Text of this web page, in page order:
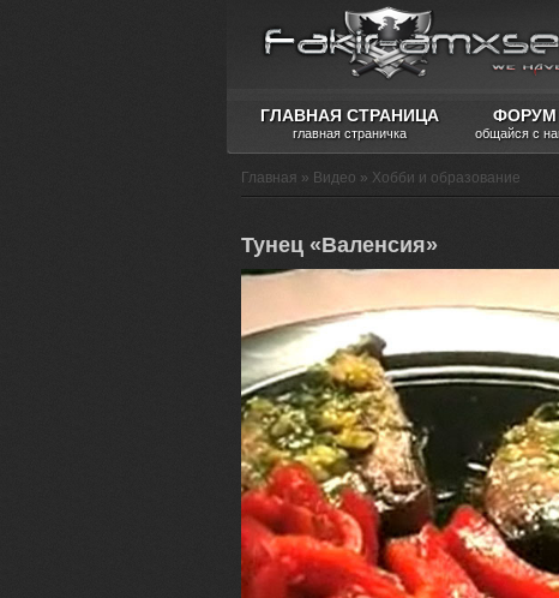
ГЛАВНАЯ СТРАНИЦА
главная страничка
ФОРУМ
общайся с
Главная » Видео » Хобби и образование
Тунец «Валенсия»